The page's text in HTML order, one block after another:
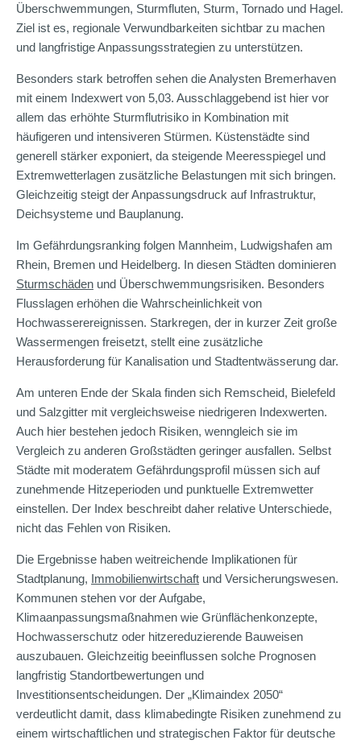
Überschwemmungen, Sturmfluten, Sturm, Tornado und Hagel.
Ziel ist es, regionale Verwundbarkeiten sichtbar zu machen
und langfristige Anpassungsstrategien zu unterstützen.
Besonders stark betroffen sehen die Analysten Bremerhaven
mit einem Indexwert von 5,03. Ausschlaggebend ist hier vor
allem das erhöhte Sturmflutrisiko in Kombination mit
häufigeren und intensiveren Stürmen. Küstenstädte sind
generell stärker exponiert, da steigende Meeresspiegel und
Extremwetterlagen zusätzliche Belastungen mit sich bringen.
Gleichzeitig steigt der Anpassungsdruck auf Infrastruktur,
Deichsysteme und Bauplanung.
Im Gefährdungsranking folgen Mannheim, Ludwigshafen am
Rhein, Bremen und Heidelberg. In diesen Städten dominieren
Sturmschäden und Überschwemmungsrisiken. Besonders
Flusslagen erhöhen die Wahrscheinlichkeit von
Hochwasserereignissen. Starkregen, der in kurzer Zeit große
Wassermengen freisetzt, stellt eine zusätzliche
Herausforderung für Kanalisation und Stadtentwässerung dar.
Am unteren Ende der Skala finden sich Remscheid, Bielefeld
und Salzgitter mit vergleichsweise niedrigeren Indexwerten.
Auch hier bestehen jedoch Risiken, wenngleich sie im
Vergleich zu anderen Großstädten geringer ausfallen. Selbst
Städte mit moderatem Gefährdungsprofil müssen sich auf
zunehmende Hitzeperioden und punktuelle Extremwetter
einstellen. Der Index beschreibt daher relative Unterschiede,
nicht das Fehlen von Risiken.
Die Ergebnisse haben weitreichende Implikationen für
Stadtplanung, Immobilienwirtschaft und Versicherungswesen.
Kommunen stehen vor der Aufgabe,
Klimaanpassungsmaßnahmen wie Grünflächenkonzepte,
Hochwasserschutz oder hitzereduzierende Bauweisen
auszubauen. Gleichzeitig beeinflussen solche Prognosen
langfristig Standortbewertungen und
Investitionsentscheidungen. Der „Klimaindex 2050“
verdeutlicht damit, dass klimabedingte Risiken zunehmend zu
einem wirtschaftlichen und strategischen Faktor für deutsche